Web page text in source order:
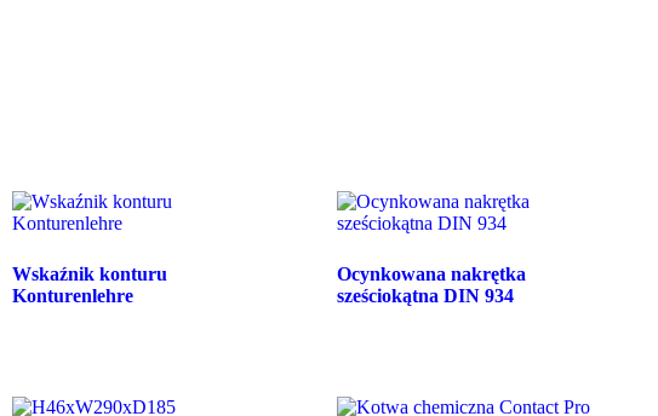
Wskaźnik konturu
Konturenlehre
Ocynkowana nakrętka
sześciokątna DIN 934